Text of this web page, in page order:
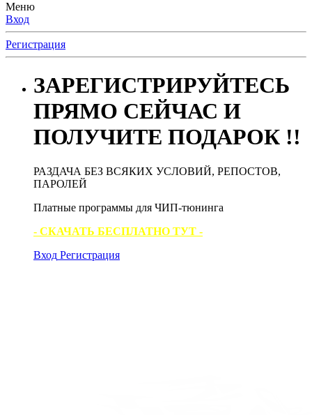
Меню
Вход
Регистрация
ЗАРЕГИСТРИРУЙТЕСЬ
ПРЯМО СЕЙЧАС И
ПОЛУЧИТЕ ПОДАРОК !!
РАЗДАЧА БЕЗ ВСЯКИХ УСЛОВИЙ, РЕПОСТОВ,
ПАРОЛЕЙ
Платные программы для ЧИП-тюнинга
- СКАЧАТЬ БЕСПЛАТНО ТУТ -
Вход Регистрация